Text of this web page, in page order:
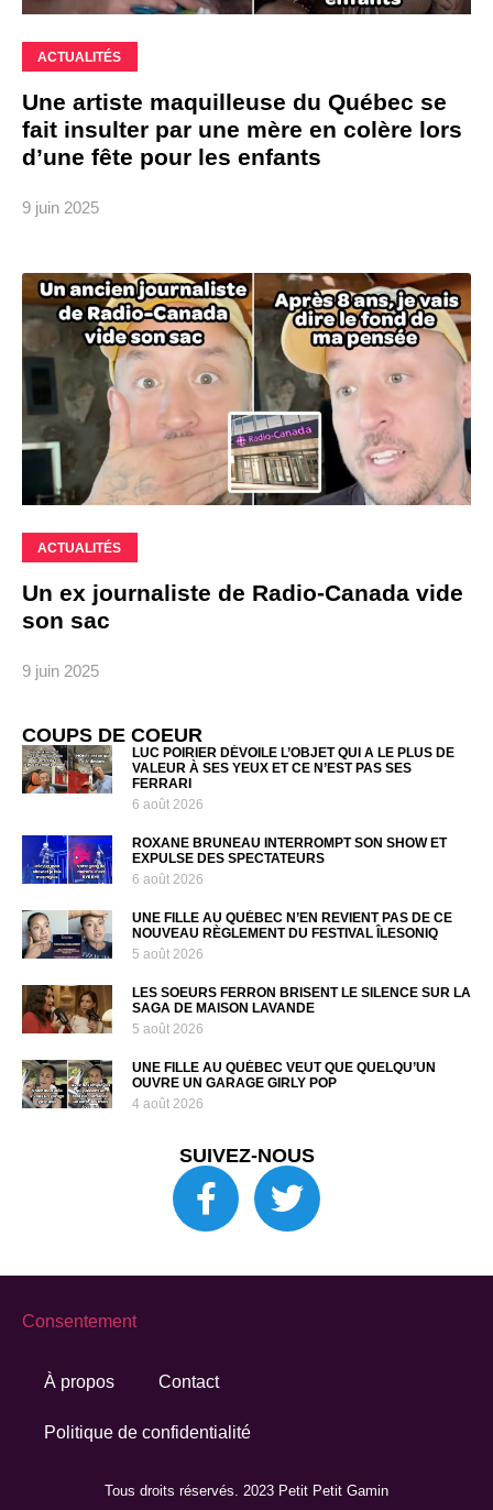
ACTUALITÉS
Une artiste maquilleuse du Québec se
fait insulter par une mère en colère lors
d’une fête pour les enfants
9 juin 2025
ACTUALITÉS
Un ex journaliste de Radio-Canada vide
son sac
9 juin 2025
COUPS DE COEUR
LUC POIRIER DÉVOILE L’OBJET QUI A LE PLUS DE
VALEUR À SES YEUX ET CE N’EST PAS SES
FERRARI
6 août 2026
ROXANE BRUNEAU INTERROMPT SON SHOW ET
EXPULSE DES SPECTATEURS
6 août 2026
UNE FILLE AU QUÉBEC N’EN REVIENT PAS DE CE
NOUVEAU RÈGLEMENT DU FESTIVAL ÎLESONIQ
5 août 2026
LES SOEURS FERRON BRISENT LE SILENCE SUR LA
SAGA DE MAISON LAVANDE
5 août 2026
UNE FILLE AU QUÉBEC VEUT QUE QUELQU’UN
OUVRE UN GARAGE GIRLY POP
4 août 2026
SUIVEZ-NOUS
Tous droits réservés. 2023 Petit Petit Gamin
À propos Contact
Politique de confidentialité
Consentement